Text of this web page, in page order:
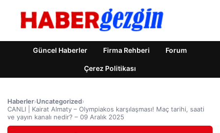
Güncel Haberler Firma Rehberi Forum
Çerez Politikası
Haberler›Uncategorized›
CANLI | Kairat Almaty – Olympiakos karşılaşması! Maç tarihi, saati
ve yayın kanalı nedir? – 09 Aralık 2025